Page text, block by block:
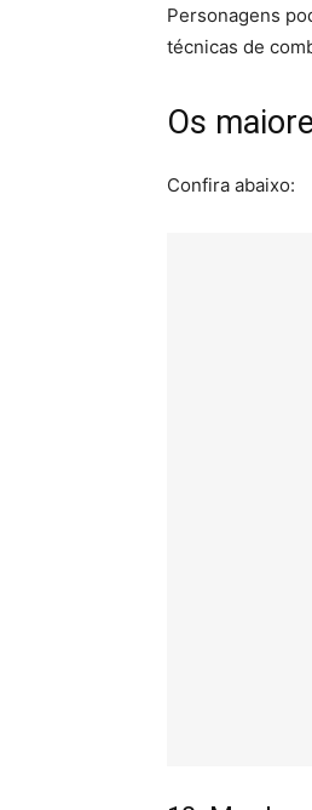
Personagens
técnicas de
Os
Confira abaixo: